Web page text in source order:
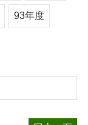
93年度